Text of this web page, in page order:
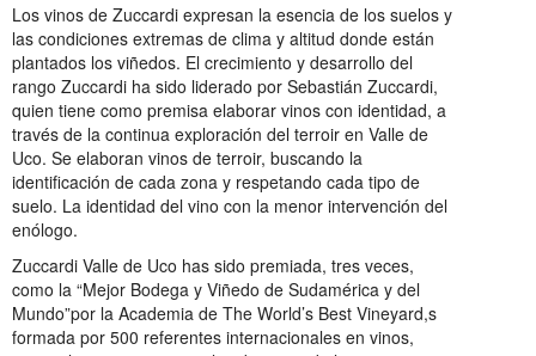
Los vinos de Zuccardi expresan la esencia de los suelos y
las condiciones extremas de clima y altitud donde están
plantados los viñedos. El crecimiento y desarrollo del
rango Zuccardi ha sido liderado por Sebastián Zuccardi,
quien tiene como premisa elaborar vinos con identidad, a
través de la continua exploración del terroir en Valle de
Uco. Se elaboran vinos de terroir, buscando la
identificación de cada zona y respetando cada tipo de
suelo. La identidad del vino con la menor intervención del
enólogo.
Zuccardi Valle de Uco has sido premiada, tres veces,
como la “Mejor Bodega y Viñedo de Sudamérica y del
Mundo”por la Academia de The World’s Best Vineyard,s
formada por 500 referentes internacionales en vinos,